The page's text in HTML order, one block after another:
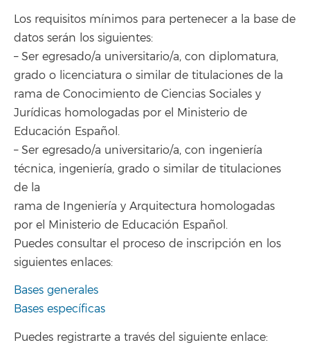
Los requisitos mínimos para pertenecer a la base de
datos serán los siguientes:
– Ser egresado/a universitario/a, con diplomatura,
grado o licenciatura o similar de titulaciones de la
rama de Conocimiento de Ciencias Sociales y
Jurídicas homologadas por el Ministerio de
Educación Español.
– Ser egresado/a universitario/a, con ingeniería
técnica, ingeniería, grado o similar de titulaciones
de la
rama de Ingeniería y Arquitectura homologadas
por el Ministerio de Educación Español.
Puedes consultar el proceso de inscripción en los
siguientes enlaces:
Bases generales
Bases específicas
Puedes registrarte a través del siguiente enlace: